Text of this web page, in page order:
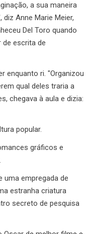
a sua maneira
Anne Marie Meier,
Del Toro quando
de escrita de
enquanto ri. "Organizou
qual deles traria a
chegava à aula e dizia:
popular.
gráficos e
uma empregada de
estranha criatura
secreto de pesquisa